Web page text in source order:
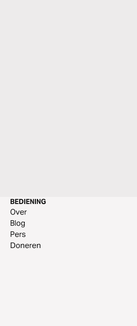
BEDIENING
Over
Blog
Pers
Doneren